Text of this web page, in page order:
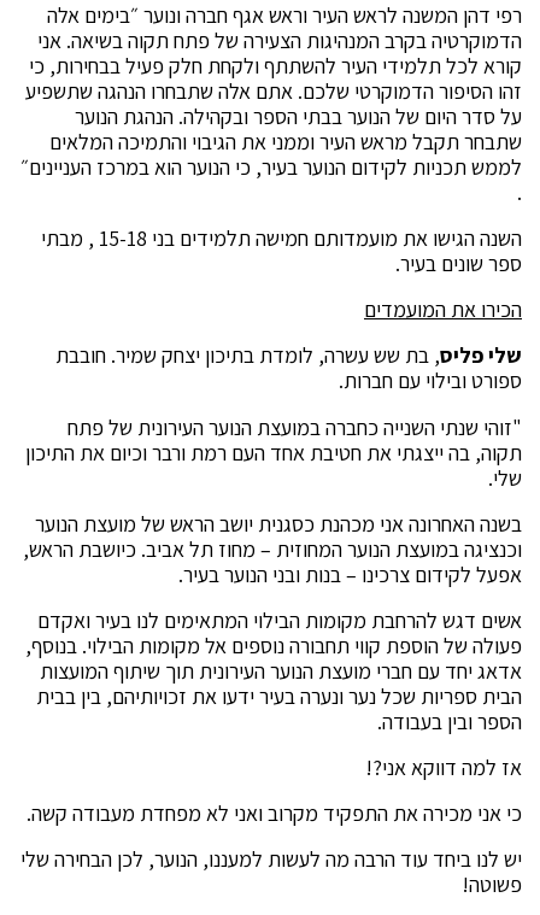
רפי דהן המשנה לראש העיר וראש אגף חברה ונוער ״בימים אלה
הדמוקרטיה בקרב המנהיגות הצעירה של פתח תקוה בשיאה. אני
קורא לכל תלמידי העיר להשתתף ולקחת חלק פעיל בבחירות, כי
זהו הסיפור הדמוקרטי שלכם. אתם אלה שתבחרו הנהגה שתשפיע
על סדר היום של הנוער בבתי הספר ובקהילה. הנהגת הנוער
שתבחר תקבל מראש העיר וממני את הגיבוי והתמיכה המלאים
לממש תכניות לקידום הנוער בעיר, כי הנוער הוא במרכז העניינים״
.
השנה הגישו את מועמדותם חמישה תלמידים בני 15-18 , מבתי
ספר שונים בעיר.
הכירו את המועמדים
שלי פליס, בת שש עשרה, לומדת בתיכון יצחק שמיר. חובבת
ספורט ובילוי עם חברות.
"זוהי שנתי השנייה כחברה במועצת הנוער העירונית של פתח
תקוה, בה ייצגתי את חטיבת אחד העם רמת ורבר וכיום את התיכון
שלי.
בשנה האחרונה אני מכהנת כסגנית יושב הראש של מועצת הנוער
וכנציגה במועצת הנוער המחוזית – מחוז תל אביב. כיושבת הראש,
אפעל לקידום צרכינו – בנות ובני הנוער בעיר.
אשים דגש להרחבת מקומות הבילוי המתאימים לנו בעיר ואקדם
פעולה של הוספת קווי תחבורה נוספים אל מקומות הבילוי. בנוסף,
אדאג יחד עם חברי מועצת הנוער העירונית תוך שיתוף המועצות
הבית ספריות שכל נער ונערה בעיר ידעו את זכויותיהם, בין בבית
הספר ובין בעבודה.
אז למה דווקא אני?!
כי אני מכירה את התפקיד מקרוב ואני לא מפחדת מעבודה קשה.
יש לנו ביחד עוד הרבה מה לעשות למעננו, הנוער, לכן הבחירה שלי
פשוטה!